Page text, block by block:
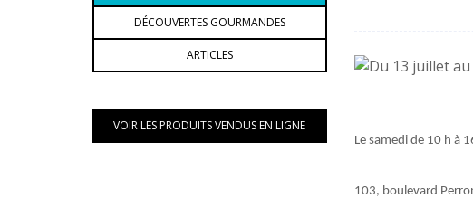
DÉCOUVERTES GOURMANDES
ARTICLES
VOIR LES PRODUITS VENDUS EN LIGNE
Le samedide 10 h à
103, boulevard